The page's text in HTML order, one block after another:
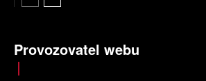
Provozovatel webu